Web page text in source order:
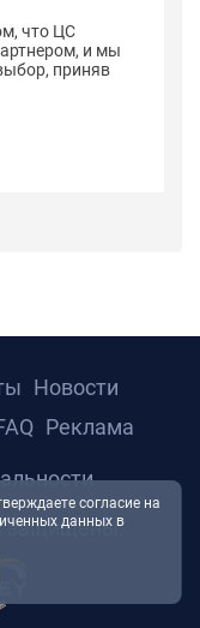
что ЦС
и мы
приняв
защищены.
Новости
Реклама
согласие на
данных в